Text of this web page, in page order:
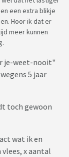
een extra blikje
Hoor ik dat er
meer kunnen
je-weet-nooit"
5 jaar
toch gewoon
wat ik en
x aantal